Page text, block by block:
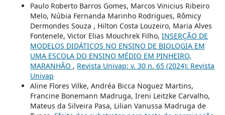
Paulo Roberto Barros Gomes, Marcos Vinicius Ribeiro
Melo, Núbia Fernanda Marinho Rodrigues, Rômicy
Dermondes Souza , Hilton Costa Louzeiro, Maria Alves
Fontenele, Victor Elias Mouchrek Filho, INSERÇÃO DE
MODELOS DIDÁTICOS NO ENSINO DE BIOLOGIA EM
UMA ESCOLA DO ENSINO MÉDIO EM PINHEIRO,
MARANHÃO , Revista Univap: v. 30 n. 65 (2024): Revista
Univap
Aline Flores Vilke, Andréa Bicca Noguez Martins,
Francine Bonemann Madruga, Ireni Leitzke Carvalho,
Mateus da Silveira Pasa, Lilian Vanussa Madruga de